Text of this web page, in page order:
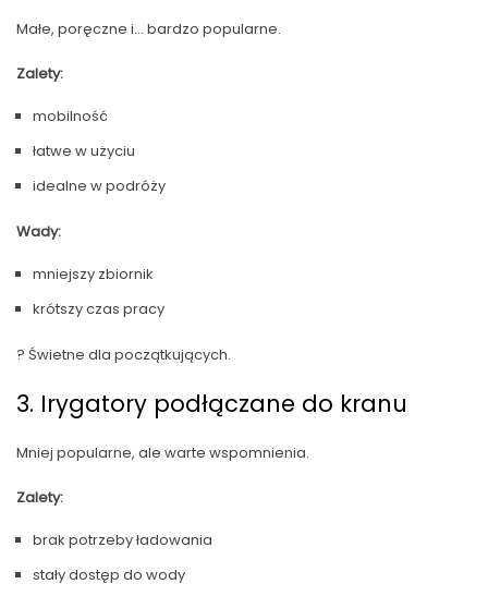
Małe, poręczne i… bardzo popularne.
Zalety:
mobilność
łatwe w użyciu
idealne w podróży
Wady:
mniejszy zbiornik
krótszy czas pracy
? Świetne dla początkujących.
3. Irygatory podłączane do kranu
Mniej popularne, ale warte wspomnienia.
Zalety:
brak potrzeby ładowania
stały dostęp do wody